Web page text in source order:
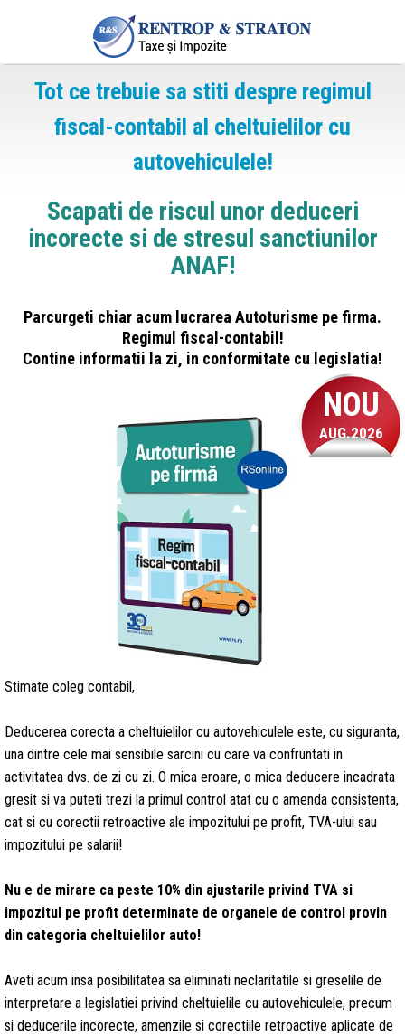
Tot ce trebuie sa stiti despre regimul
fiscal-contabil al cheltuielilor cu
autovehiculele!
Scapati de riscul unor deduceri
incorecte si de stresul sanctiunilor
ANAF!
Parcurgeti chiar acum lucrarea Autoturisme pe firma.
Regimul fiscal-contabil!
Contine informatii la zi, in conformitate cu legislatia!
NOU
AUG.2026
Stimate coleg contabil,
Deducerea corecta a cheltuielilor cu autovehiculele este, cu siguranta,
una dintre cele mai sensibile sarcini cu care va confruntati in
activitatea dvs. de zi cu zi. O mica eroare, o mica deducere incadrata
gresit si va puteti trezi la primul control atat cu o amenda consistenta,
cat si cu corectii retroactive ale impozitului pe profit, TVA-ului sau
impozitului pe salarii!
Nu e de mirare ca peste 10% din ajustarile privind TVA si
impozitul pe profit determinate de organele de control provin
din categoria cheltuielilor auto!
Aveti acum insa posibilitatea sa eliminati neclaritatile si greselile de
interpretare a legislatiei privind cheltuielile cu autovehiculele, precum
si deducerile incorecte, amenzile si corectiile retroactive aplicate de